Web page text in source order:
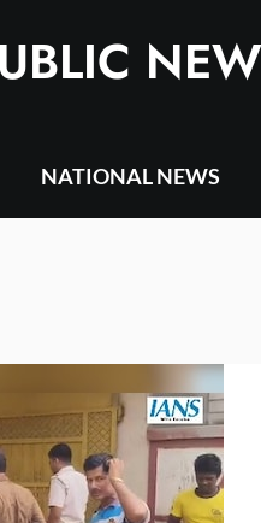
NATIONAL NEWS